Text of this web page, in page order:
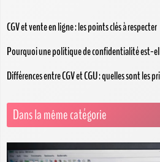
CGV et vente en ligne : les points clés à respecter
Pourquoi une politique de confidentialité est-
Différences entre CGV et CGU : quelles sont les
Dans la même catégorie